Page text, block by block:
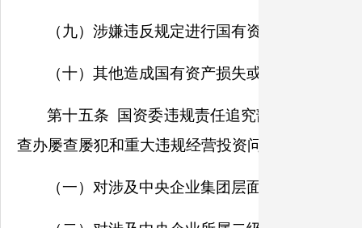
（九）涉嫌违反规定进行国有资产交易流转。
（十）其他造成国有资产损失或严重不良后
第十五条 国资委违规责任追究部门受理移送
查办屡查屡犯和重大违规经营投资问题线索，依法
（一）对涉及中央企业集团层面，或涉及所